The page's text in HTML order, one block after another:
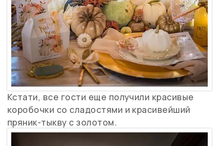
Кстати, все гости еще получили красивые
коробочки со сладостями и красивейший
пряник-тыкву с золотом.